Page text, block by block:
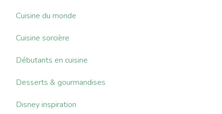
Cuisine du monde
Cuisine sorcière
Débutants en cuisine
Desserts & gourmandises
Disney inspiration